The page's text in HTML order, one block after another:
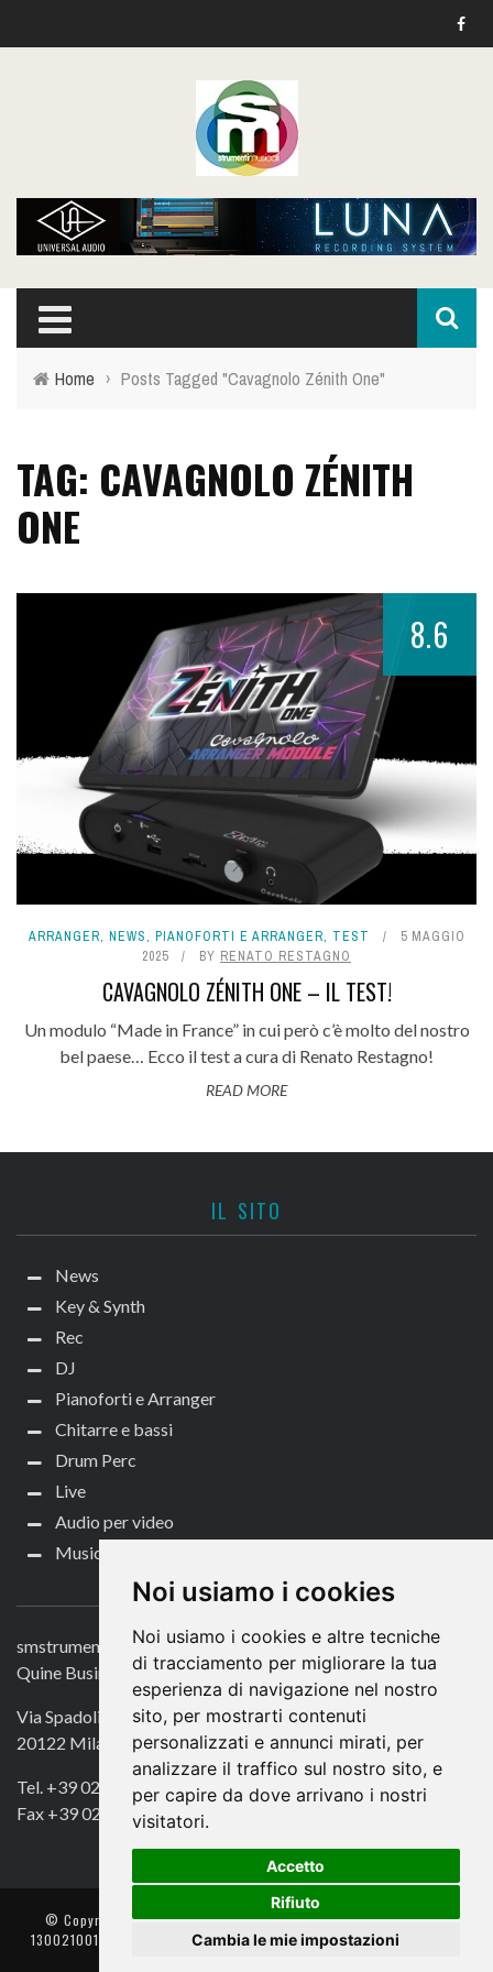
Noi usiamo i cookies
Noi usiamo i cookies e altre tecniche
di tracciamento per migliorare la tua
esperienza di navigazione nel nostro
sito, per mostrarti contenuti
personalizzati e annunci mirati, per
analizzare il traffico sul nostro sito, e
per capire da dove arrivano i nostri
visitatori.
Accetto
Rifiuto
Cambia le mie impostazioni
Home › Posts Tagged "Cavagnolo Zénith One"
TAG: CAVAGNOLO ZÉNITH
ONE
8.6
ARRANGER, NEWS, PIANOFORTI E ARRANGER, TEST
5 MAGGIO
2025
BY RENATO RESTAGNO
CAVAGNOLO ZÉNITH ONE – IL TEST!
Un modulo “Made in France” in cui però c’è molto del nostro
bel paese… Ecco il test a cura di Renato Restagno!
READ MORE
IL SITO
News
Key & Synth
Rec
DJ
Pianoforti e Arranger
Chitarre e bassi
Drum Perc
Live
Audio per video
Music Life
CONTATTACI
smstrumentimusicali.it
Quine Business Publisher
Via Spadolini 7
20122 Milano
Tel. +39 02 49756990
Fax +39 02 72016740
© Copyright 2018. All Rights Reserved -- Quine srl – C.F./P IVA
13002100157 – Responsabile della Protezione dei Dati: Avv. Monica